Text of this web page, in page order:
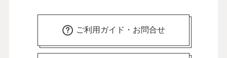
ご利用ガイド・お問合せ